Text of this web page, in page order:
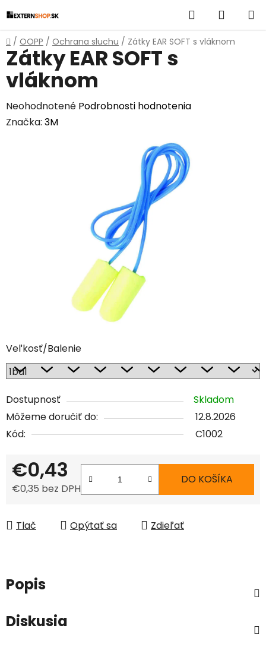
na
obsah
Hľadať
KOŠÍK
Domov
/ OOPP / Ochrana sluchu / Zátky EAR SOFT s vláknom
Veľkosť/Balenie
Dostupnosť
Skladom
Môžeme doručiť do:
12.8.2026
Kód:
C1002
€0,43
€0,35 bez DPH
DO KOŠÍKA
Tlač Opýtať sa Zdieľať
Zátky EAR SOFT s
vláknom
Priemerné
hodnotenie
Neohodnotené Podrobnosti hodnotenia
Značka: 3M
Popis
Diskusia